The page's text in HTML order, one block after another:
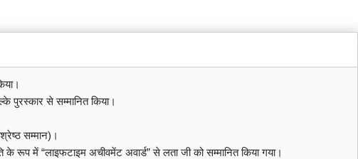
पुरस्कार से सम्मानित किया।
सम्मान)।
के रूप में “लाइफटाइम अचीवमेंट अवार्ड” से लता जी को सम्मानित किया गया।